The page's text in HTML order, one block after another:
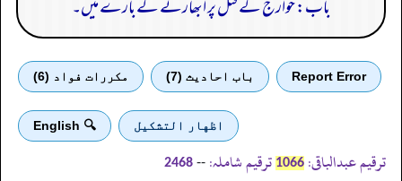
باب: خوارج کے قتل پر ابھارنے کے بارے میں۔
Report Error باب احادیث (7) مكررات فواد (6)
اظهار التشكيل 🔍 English
ترقیم عبدالباقی: 1066 ترقیم شاملہ: --
2468